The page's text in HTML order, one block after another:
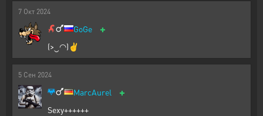
7 Окт 2024
GoGe +
(>‿◠)✌
5 Сен 2024
MarcAurel +
Sexy++++++